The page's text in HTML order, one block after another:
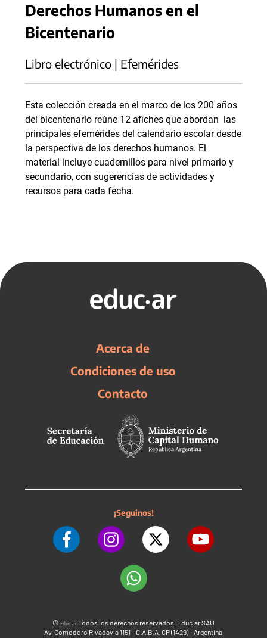
Derechos Humanos en el
Bicentenario
Libro electrónico | Efemérides
Esta colección creada en el marco de los 200 años
del bicentenario reúne 12 afiches que abordan las
principales efemérides del calendario escolar desde
la perspectiva de los derechos humanos. El
material incluye cuadernillos para nivel primario y
secundario, con sugerencias de actividades y
recursos para cada fecha.
Acerca de
Condiciones de uso
Contacto
¡Seguinos!
©educ.arTodos los derechos reservados. Educ.ar SAU
Av. Comodoro Rivadavia 1151 - C.A.B.A. CP (1429) - Argentina